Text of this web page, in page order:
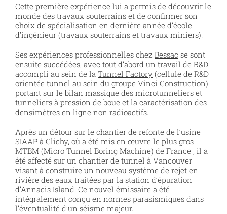
Cette première expérience lui a permis de découvrir le
monde des travaux souterrains et de confirmer son
choix de spécialisation en dernière année d’école
d’ingénieur (travaux souterrains et travaux miniers).
Ses expériences professionnelles chez Bessac se sont
ensuite succédées, avec tout d’abord un travail de R&D
accompli au sein de la Tunnel Factory (cellule de R&D
orientée tunnel au sein du groupe Vinci Construction)
portant sur le bilan massique des microtunneliers et
tunneliers à pression de boue et la caractérisation des
densimètres en ligne non radioactifs.
Après un détour sur le chantier de refonte de l’usine
SIAAP à Clichy, où a été mis en œuvre le plus gros
MTBM (Micro Tunnel Boring Machine) de France ; il a
été affecté sur un chantier de tunnel à Vancouver
visant à construire un nouveau système de rejet en
rivière des eaux traitées par la station d’épuration
d’Annacis Island. Ce nouvel émissaire a été
intégralement conçu en normes parasismiques dans
l’éventualité d’un séisme majeur.